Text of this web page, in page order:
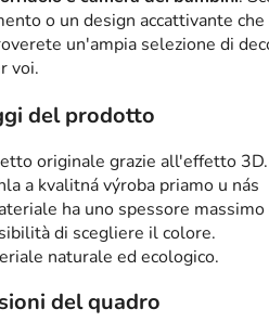
o un design accattivante
un'ampia selezione di
voi.
del prodotto
originale grazie all'effetto 3D.
a kvalitná výroba priamo u nás
ha uno spessore
di scegliere il colore.
naturale ed ecologico.
del quadro